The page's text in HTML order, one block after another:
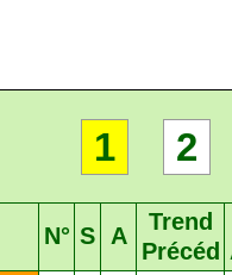
1 2
N° S A
Trend
Précéd